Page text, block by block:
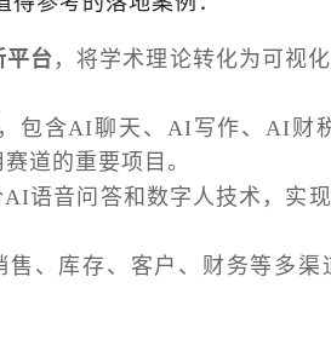
平台 ，将学术理论转化为可视
，包含AI聊天、AI写作、AI财
道的重要项目。
AI语音问答和数字人技术，实
售、库存、客户、财务等多